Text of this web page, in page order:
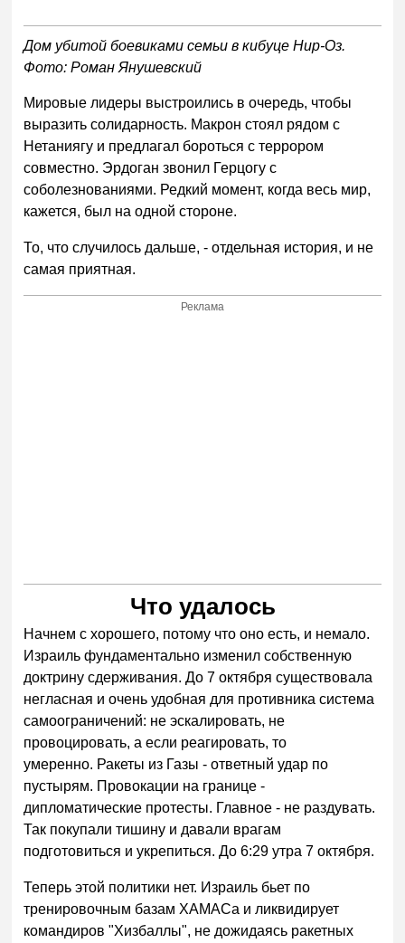
Дом убитой боевиками семьи в кибуце Нир-Оз.
Фото: Роман Янушевский
Мировые лидеры выстроились в очередь, чтобы
выразить солидарность. Макрон стоял рядом с
Нетаниягу и предлагал бороться с террором
совместно. Эрдоган звонил Герцогу с
соболезнованиями. Редкий момент, когда весь мир,
кажется, был на одной стороне.
То, что случилось дальше, - отдельная история, и не
самая приятная.
Реклама
Что удалось
Начнем с хорошего, потому что оно есть, и немало.
Израиль фундаментально изменил собственную
доктрину сдерживания. До 7 октября существовала
негласная и очень удобная для противника система
самоограничений: не эскалировать, не
провоцировать, а если реагировать, то
умеренно. Ракеты из Газы - ответный удар по
пустырям. Провокации на границе -
дипломатические протесты. Главное - не раздувать.
Так покупали тишину и давали врагам
подготовиться и укрепиться. До 6:29 утра 7 октября.
Теперь этой политики нет. Израиль бьет по
тренировочным базам ХАМАСа и ликвидирует
командиров "Хизбаллы", не дожидаясь ракетных